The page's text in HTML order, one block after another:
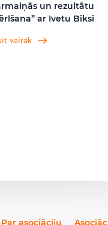
un rezultātu
ar Ivetu Biksi
vairāk
Par asociāciju